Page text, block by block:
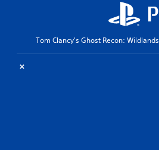
Tom Clancy's Ghost Recon: Wildlands